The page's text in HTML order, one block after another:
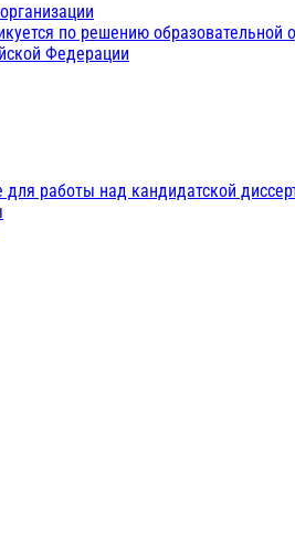
по решению
Федерации
работы над кандидатской